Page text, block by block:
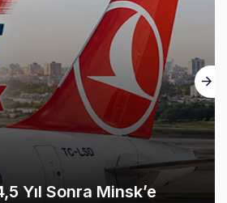
Yıl Sonra Minsk’e